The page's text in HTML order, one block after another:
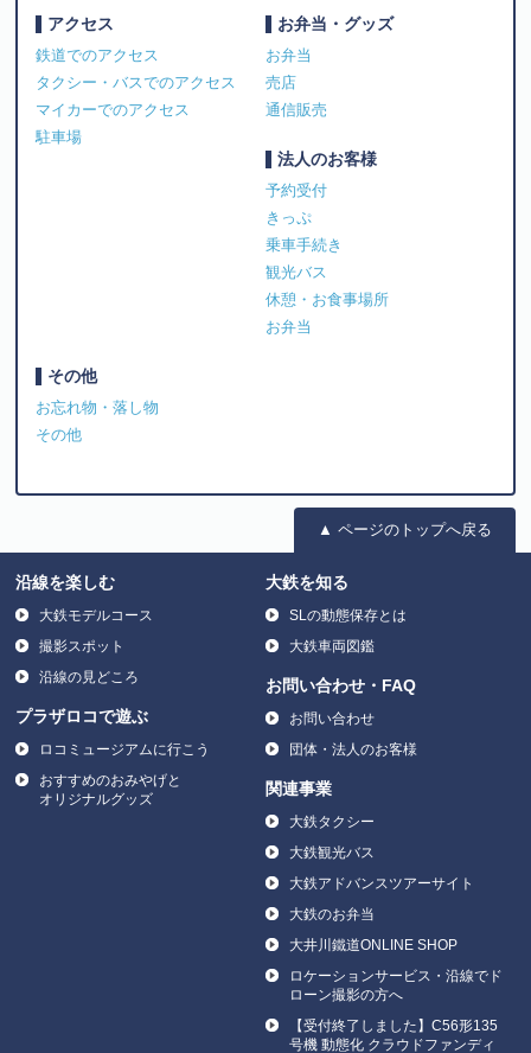
アクセス
鉄道でのアクセス
タクシー・バスでのアクセス
マイカーでのアクセス
駐車場
お弁当・グッズ
お弁当
売店
通信販売
法人のお客様
予約受付
きっぷ
乗車手続き
観光バス
休憩・お食事場所
お弁当
その他
お忘れ物・落し物
その他
▲ ページのトップへ戻る
沿線を楽しむ
大鉄モデルコース
撮影スポット
沿線の見どころ
プラザロコで遊ぶ
ロコミュージアムに行こう
おすすめのおみやげと
オリジナルグッズ
大鉄を知る
SLの動態保存とは
大鉄車両図鑑
お問い合わせ・FAQ
お問い合わせ
団体・法人のお客様
関連事業
大鉄タクシー
大鉄観光バス
大鉄アドバンスツアーサイト
大鉄のお弁当
大井川鐵道ONLINE SHOP
ロケーションサービス・沿線でド
ローン撮影の方へ
【受付終了しました】C56形135
号機 動態化 クラウドファンディ